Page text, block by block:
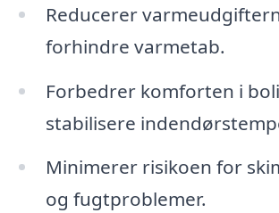
Reducerer
forhindre varmetab.
Forbedrer komforten i
stabilisere
Minimerer risikoen for
og fugtproblemer.